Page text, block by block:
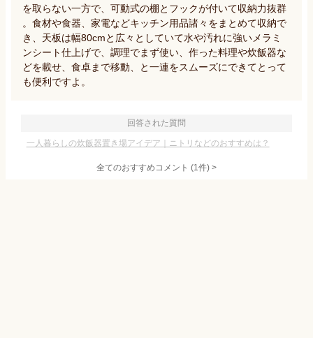
を取らない一方で、可動式の棚とフックが付いて収納力抜群
。食材や食器、家電などキッチン用品諸々をまとめて収納で
き、天板は幅80cmと広々としていて水や汚れに強いメラミ
ンシート仕上げで、調理でまず使い、作った料理や炊飯器な
どを載せ、食卓まで移動、と一連をスムーズにできてとって
も便利ですよ。
回答された質問
一人暮らしの炊飯器置き場アイデア｜ニトリなどのおすすめは？
全てのおすすめコメント (1件) >